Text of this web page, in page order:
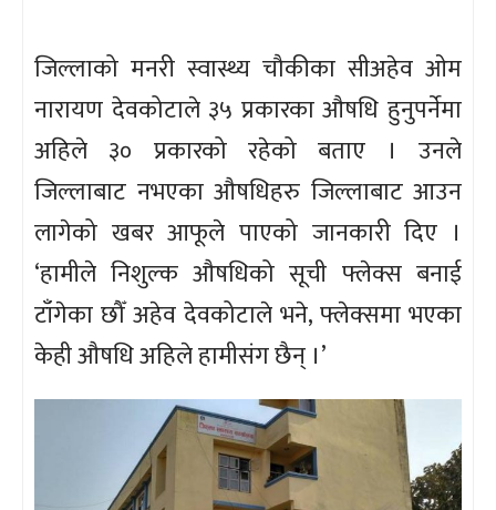
जिल्लाको मनरी स्वास्थ्य चौकीका सीअहेव ओम
नारायण देवकोटाले ३५ प्रकारका औषधि हुनुपर्नेमा
अहिले ३० प्रकारको रहेको बताए । उनले
जिल्लाबाट नभएका औषधिहरु जिल्लाबाट आउन
लागेको खबर आफूले पाएको जानकारी दिए ।
‘हामीले निशुल्क औषधिको सूची फ्लेक्स बनाई
टाँगेका छौँ अहेव देवकोटाले भने, फ्लेक्समा भएका
केही औषधि अहिले हामीसंग छैन् ।’